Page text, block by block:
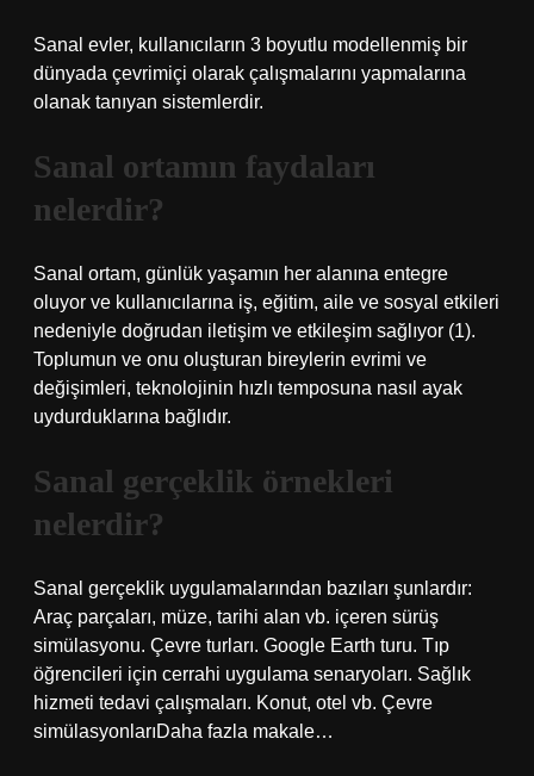
Sanal evler, kullanıcıların 3 boyutlu modellenmiş bir
dünyada çevrimiçi olarak çalışmalarını yapmalarına
olanak tanıyan sistemlerdir.
Sanal ortamın faydaları
nelerdir?
Sanal ortam, günlük yaşamın her alanına entegre
oluyor ve kullanıcılarına iş, eğitim, aile ve sosyal etkileri
nedeniyle doğrudan iletişim ve etkileşim sağlıyor (1).
Toplumun ve onu oluşturan bireylerin evrimi ve
değişimleri, teknolojinin hızlı temposuna nasıl ayak
uydurduklarına bağlıdır.
Sanal gerçeklik örnekleri
nelerdir?
Sanal gerçeklik uygulamalarından bazıları şunlardır:
Araç parçaları, müze, tarihi alan vb. içeren sürüş
simülasyonu. Çevre turları. Google Earth turu. Tıp
öğrencileri için cerrahi uygulama senaryoları. Sağlık
hizmeti tedavi çalışmaları. Konut, otel vb. Çevre
simülasyonlarıDaha fazla makale…